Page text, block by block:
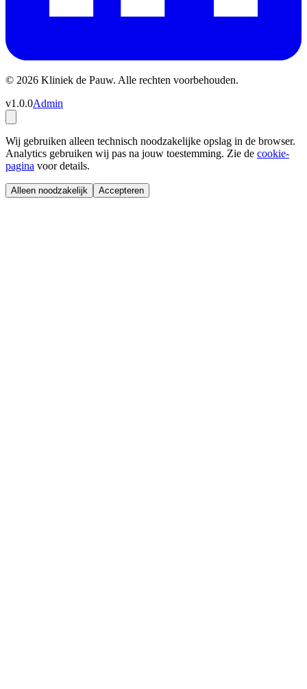
© 2026 Kliniek de Pauw. Alle rechten voorbehouden.
v1.0.0Admin
Wij gebruiken alleen technisch noodzakelijke opslag in de browser.
Analytics gebruiken wij pas na jouw toestemming. Zie de cookie-
pagina voor details.
Alleen noodzakelijk Accepteren